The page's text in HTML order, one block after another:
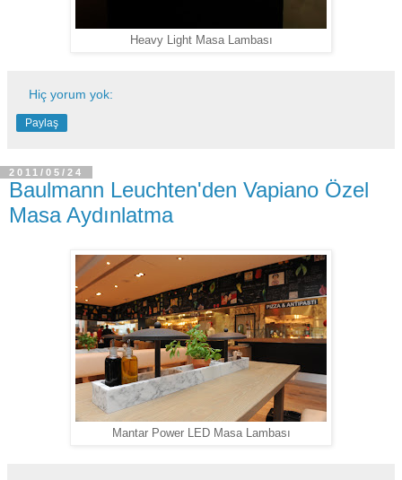
Heavy Light Masa Lambası
Hiç yorum yok:
Paylaş
2011/05/24
Baulmann Leuchten'den Vapiano Özel
Masa Aydınlatma
Mantar Power LED Masa Lambası